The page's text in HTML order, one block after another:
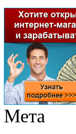
Мета